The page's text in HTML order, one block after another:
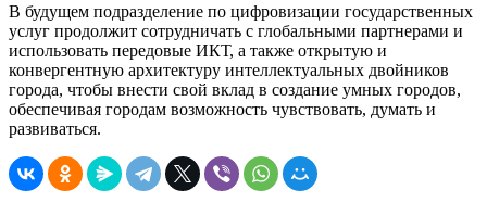
В будущем подразделение по цифровизации государственных
услуг продолжит сотрудничать с глобальными партнерами и
использовать передовые ИКТ, а также открытую и
конвергентную архитектуру интеллектуальных двойников
города, чтобы внести свой вклад в создание умных городов,
обеспечивая городам возможность чувствовать, думать и
развиваться.